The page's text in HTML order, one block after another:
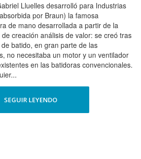
Lluelles desarrolló para Industrias
por Braun) la famosa
de mano desarrollada a partir de la
creación análisis de valor: se creó tras
batido, en gran parte de las
no necesitaba un motor y un ventilador
en las batidoras convencionales.
SEGUIR LEYENDO